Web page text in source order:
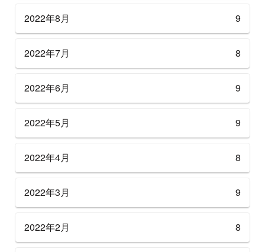
2022年8月 9
2022年7月 8
2022年6月 9
2022年5月 9
2022年4月 8
2022年3月 9
2022年2月 8